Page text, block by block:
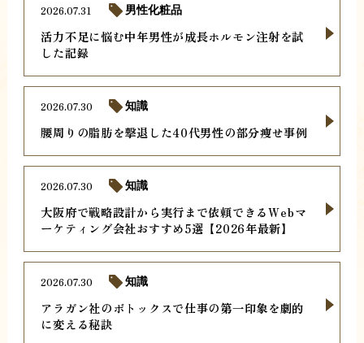
活力不足に悩む中年男性が成長ホルモン注射を試
した記録
2026.07.31 男性化粧品
腰周りの脂肪を撃退した40代男性の部分痩せ事例
2026.07.30 知識
大阪府で戦略設計から実行まで依頼できるWebマ
ーケティング会社おすすめ5選【2026年最新】
2026.07.30 知識
アラガン社のボトックスで仕事の第一印象を劇的
に変える秘訣
2026.07.30 知識